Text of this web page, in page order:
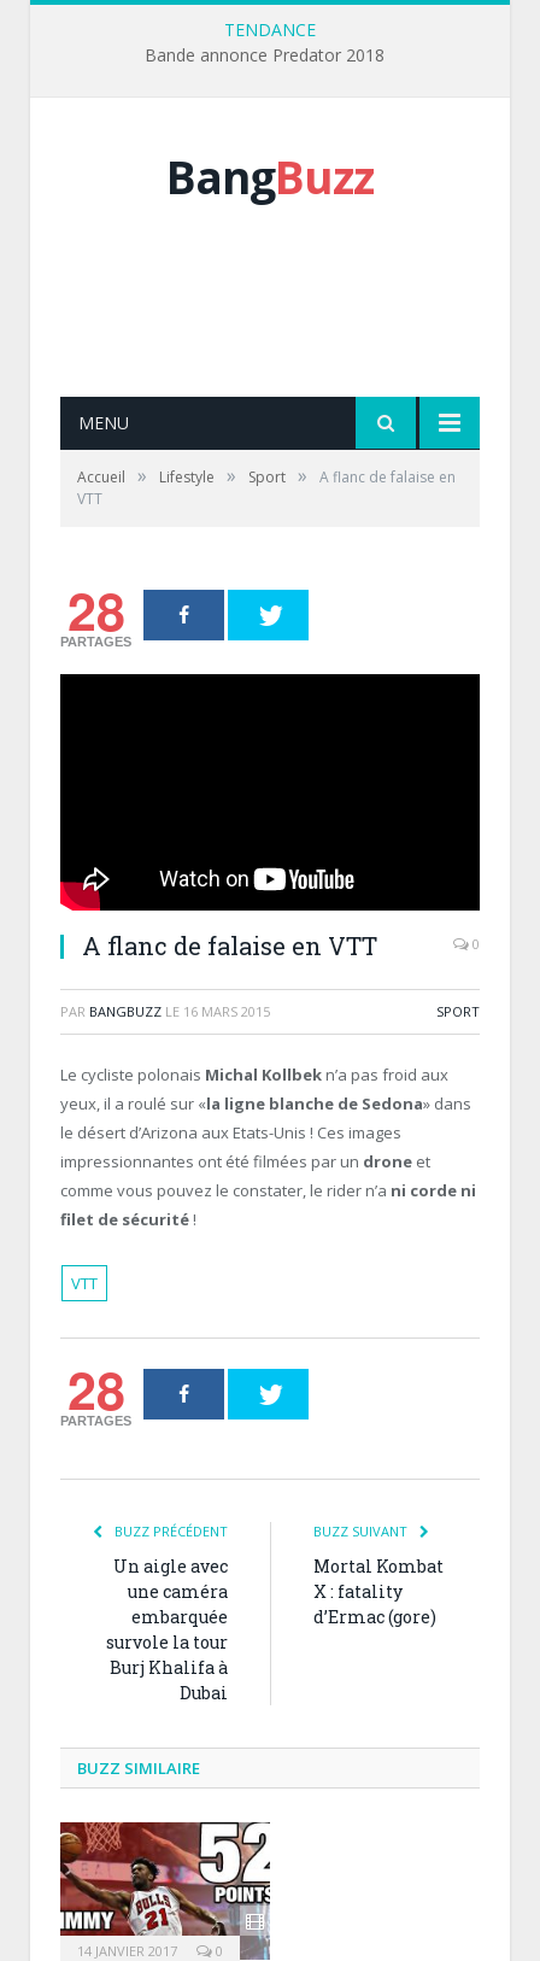
TENDANCE
Bande annonce Predator 2018
BangBuzz
MENU
Accueil » Lifestyle » Sport »
A flanc de falaise en
VTT
28
PARTAGES
A flanc de falaise en VTT 0
PAR BANGBUZZ LE 16 MARS 2015 SPORT
Le cycliste polonais Michal Kollbek n’a pas froid aux
yeux, il a roulé sur «la ligne blanche de Sedona» dans
le désert d’Arizona aux Etats-Unis ! Ces images
impressionnantes ont été filmées par un drone et
comme vous pouvez le constater, le rider n’a ni corde ni
filet de sécurité !
VTT
28
PARTAGES
BUZZ PRÉCÉDENT
Un aigle avec
une caméra
embarquée
survole la tour
Burj Khalifa à
Dubai
BUZZ SUIVANT
Mortal Kombat
X : fatality
d’Ermac (gore)
BUZZ SIMILAIRE
14 JANVIER 2017 0